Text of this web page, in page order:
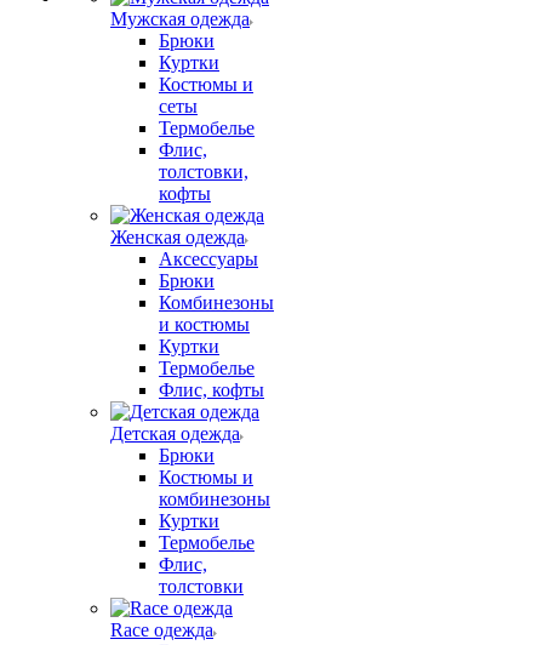
Мужская одежда
Брюки
Куртки
Костюмы и
сеты
Термобелье
Флис,
толстовки,
кофты
Женская одежда
Аксессуары
Брюки
Комбинезоны
и костюмы
Куртки
Термобелье
Флис, кофты
Детская одежда
Брюки
Костюмы и
комбинезоны
Куртки
Термобелье
Флис,
толстовки
Race одежда